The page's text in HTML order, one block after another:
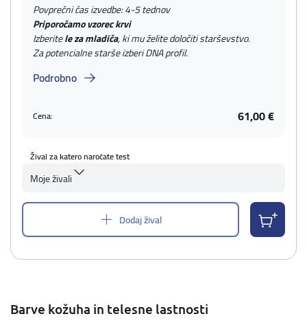
Povprečni čas izvedbe: 4-5 tednov
Priporočamo vzorec krvi
Izberitele za mladiča, ki mu želite določiti starševstvo.
Za potencialne starše izberi DNA profil.
Podrobno
Cena: 61,00 €
Žival za katero naročate test
Moje živali
Dodaj žival
Barve kožuha in telesne lastnosti